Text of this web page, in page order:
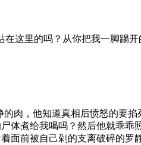
里的吗？从你把我一脚踢开
，他知道真相后愤怒的要
体煮给我喝吗？然后他就乖
面前被自己剁的支离破碎的罗